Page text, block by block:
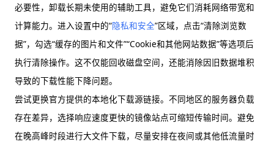
必要性，卸载长期未使用的辅助工具，避免它们消耗网络带宽和
计算能力。进入设置中的“隐私和安全”区域，点击“清除浏览数
据”，勾选“缓存的图片和文件”“Cookie和其他网站数据”等选项后
执行清除操作。这不仅能回收磁盘空间，还能消除因旧数据堆积
导致的下载性能下降问题。
尝试更换官方提供的本地化下载源链接。不同地区的服务器负载
存在差异，选择响应速度更快的镜像站点可缩短传输时间。避免
在晚高峰时段进行大文件下载，尽量安排在夜间或其他低流量时